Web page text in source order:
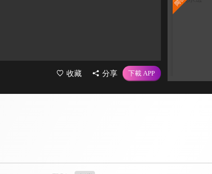
收藏 分享